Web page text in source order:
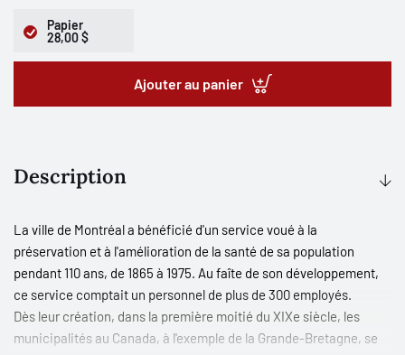
Papier
28,00 $
Ajouter au panier
Description
La ville de Montréal a bénéficié d'un service voué à la
préservation et à l'amélioration de la santé de sa population
pendant 110 ans, de 1865 à 1975. Au faîte de son développement,
ce service comptait un personnel de plus de 300 employés.
Dès leur création, dans la première moitié du XIXe siècle, les
municipalités au Canada, à l'exemple de la Grande-Bretagne, se